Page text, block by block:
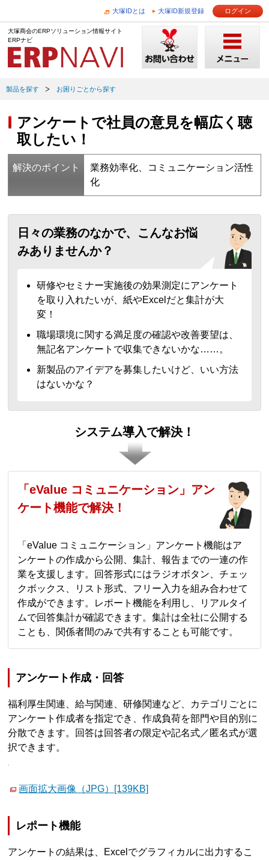
大塚IDとは 大塚ID新規登録 ログイン
大塚商会のERPソリューション情報サイト
ERPナビ
製品を探す お困りごとから探す
アンケートで社員の意見を幅広く聴
取したい！
解決のポイント
業務効率化、コミュニケーション活性
化
日々の業務のなかで、こんなお悩
みありませんか？
研修やセミナー実施後の効果測定にアンケート
を取り入れたいが、紙やExcelだと集計が大
変！
職場環境に関する満足度の確認や改善要望は、
無記名アンケートで収集できないかな……。
新製品のアイデアを募集したいけど、いい方法
はないかな？
システム導入で解決！
「eValue コミュニケーション」アン
ケート機能で解決！
「eValue コミュニケーション」アンケート機能はア
ンケートの作成から公開、集計、報告までの一連の作
業を支援します。回答形式にはラジオボタン、チェッ
クボックス、リスト形式、フリー入力を組み合わせて
作成ができます。レポート機能を利用し、リアルタイ
ムで回答集計が確認できます。集計は全社に公開する
ことも、関係者間のみで共有することも可能です。
アンケート作成・回答
福利厚生関連、給与関連、研修関連など、カテゴリごとに
アンケート作成者を指定でき、作成負荷を部門や目的別に
分散できます。回答は回答者の限定や記名式／匿名式が選
択できます。
画面拡大画像（JPG）[139KB]
レポート機能
アンケートの結果は、Excelでグラフィカルに出力するこ